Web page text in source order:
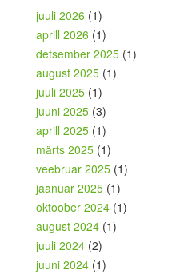
juuli 2026 (1)
aprill 2026 (1)
detsember 2025 (1)
august 2025 (1)
juuli 2025 (1)
juuni 2025 (3)
aprill 2025 (1)
märts 2025 (1)
veebruar 2025 (1)
jaanuar 2025 (1)
oktoober 2024 (1)
august 2024 (1)
juuli 2024 (2)
juuni 2024 (1)